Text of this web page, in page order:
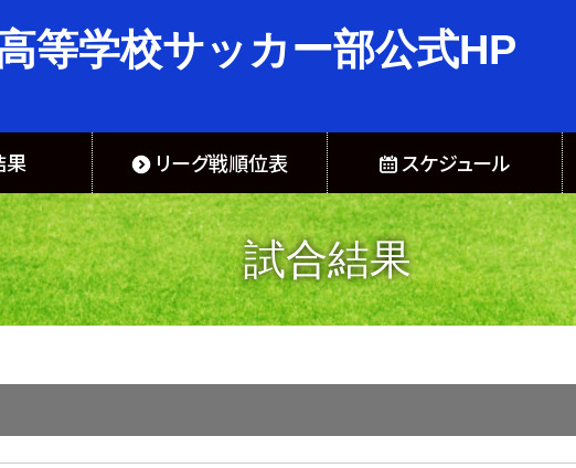
等学校サッカー部公式HP
果 リーグ戦順位表 スケジュール
試合結果